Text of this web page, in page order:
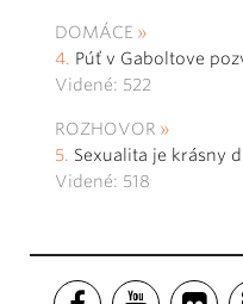
DOMÁCE
Púť v Gaboltove
Videné: 522
ROZHOVOR
Sexualita je krásny
Videné: 518